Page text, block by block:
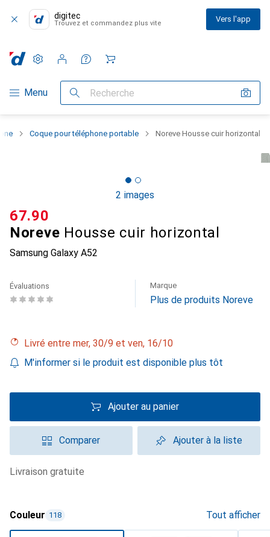
digitec
Trouvez et commandez plus vite Vers l'app
Navigation par catégorie
Menu Recherche
Paramètres
Compte client
Listes de comparaison
Listes d'envies
Panier
Coque pour téléphone portable Noreve Housse cuir horizontal
2 images
Noreve Housse cuir horizontal
Samsung Galaxy A52
CHF
67.90
Évaluations Marque
Plus de produits Noreve
Livré entre mer, 30/9 et ven, 16/10
M'informer si le produit est disponible plus tôt
Ajouter au panier
Comparer Ajouter à la liste
livraison gratuite
Couleur 118 Tout afficher